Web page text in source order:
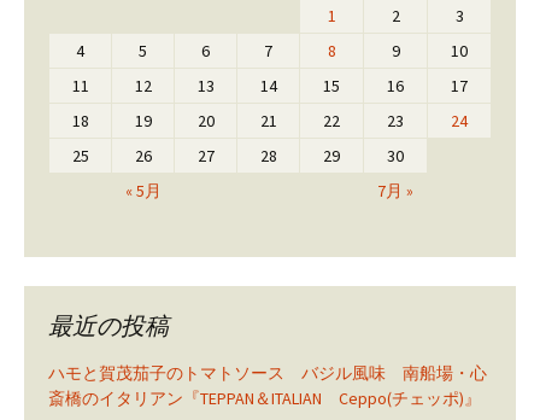
« 5月 7月 »
1 2
3
4
5 6 7 8 9
10
11
12 13 14 15 16
17
18
19 20 21 22 23
24
25
26 27 28 29 30
最近の投稿
ハモと賀茂茄子のトマトソース バジル風味 南船場・心
斎橋のイタリアン『TEPPAN＆ITALIAN Ceppo(チェッポ)』